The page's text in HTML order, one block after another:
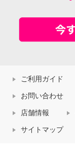
ご利用ガイド
お問い合わせ
店舗情報
サイトマップ